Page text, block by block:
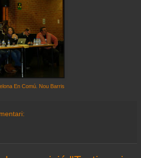
En Comú. Nou Barris